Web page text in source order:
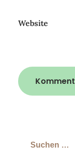
Website
Suchen